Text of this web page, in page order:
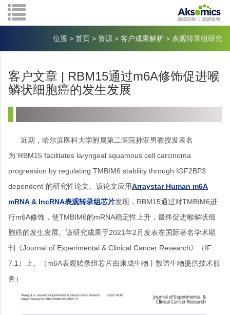
位置 > 首页 > 资源 > 客户成果解析 > 表观转录组研究
客户文章 | RBM15通过m6A修饰促进喉
鳞状细胞癌的发生发展
近期，哈尔滨医科大学附属第二医院孙亚男教授发表名
为“RBM15 facilitates laryngeal squamous cell carcinoma
progression by regulating TMBIM6 stability through IGF2BP3
dependent”的研究性论文。该论文应用Arraystar Human m6A
mRNA & lncRNA表观转录组芯片发现，RBM15通过对TMBIM6进
行m6A修饰，使TMBIM6的mRNA稳定性上升，最终促进喉鳞状细
胞癌的发生发展。该研究成果于2021年2月发表在国际著名学术期
刊《Journal of Experimental & Clinical Cancer Research》（IF:
7.1）上。（m6A表观转录组芯片由康成生物丨数谱生物提供技术服
务）